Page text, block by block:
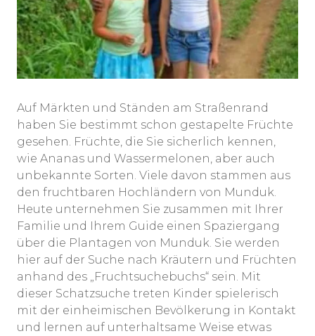
Auf Märkten und Ständen am Straßenrand
haben Sie bestimmt schon gestapelte Früchte
gesehen. Früchte, die Sie sicherlich kennen,
wie Ananas und Wassermelonen, aber auch
unbekannte Sorten. Viele davon stammen aus
den fruchtbaren Hochländern von Munduk.
Heute unternehmen Sie zusammen mit Ihrer
Familie und Ihrem Guide einen Spaziergang
über die Plantagen von Munduk. Sie werden
hier auf der Suche nach Kräutern und Früchten
anhand des „Fruchtsuchebuchs“ sein. Mit
dieser Schatzsuche treten Kinder spielerisch
mit der einheimischen Bevölkerung in Kontakt
und lernen auf unterhaltsame Weise etwas